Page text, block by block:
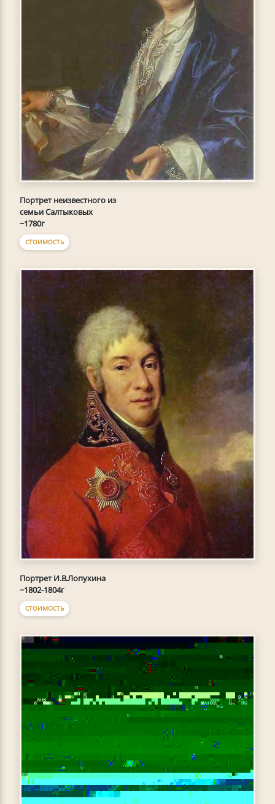
Портрет неизвестного из
семьи Салтыковых
~1780г
СТОИМОСТЬ
Портрет И.В.Лопухина
~1802-1804г
СТОИМОСТЬ